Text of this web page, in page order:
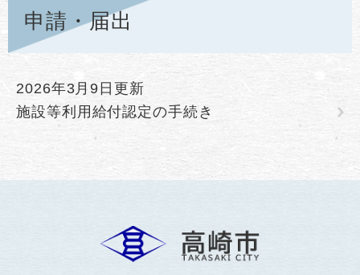
申請・届出
2026年3月9日更新
施設等利用給付認定の手続き